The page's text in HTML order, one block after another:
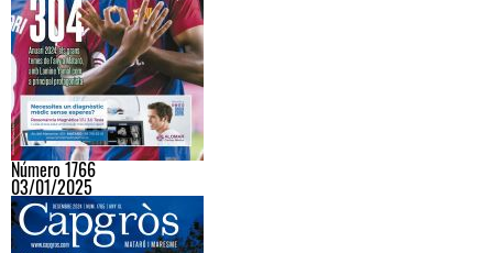
Número 1766
03/01/2025